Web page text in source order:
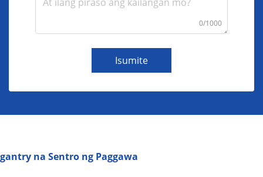
0/1000
Isumite
gantry na Sentro ng Paggawa